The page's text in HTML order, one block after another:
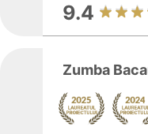
9.4
Zumba